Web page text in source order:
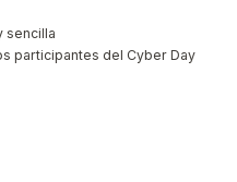
sencilla
participantes del Cyber Day